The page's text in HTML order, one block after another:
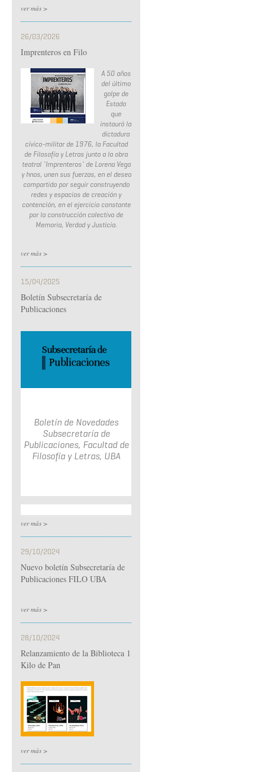
ver más >
26/03/2026
Imprenteros en Filo
A 50 años
del último
golpe de
Estado
que
instauró la
dictadura
cívico-militar de 1976, la Facultad
de Filosofía y Letras junto a la obra
teatral ¨Imprenteros¨ de Lorena Vega
y hnos, unen sus fuerzas, en el deseo
compartido por seguir construyendo
redes y espacios de creación y
contención, en el ejercicio constante
por la construcción colectiva de
Memoria, Verdad y Justicia.
ver más >
15/04/2025
Boletín Subsecretaría de
Publicaciones
Boletín de Novedades
Subsecretaría de
Publicaciones, Facultad de
Filosofía y Letras, UBA
ver más >
29/10/2024
Nuevo boletín Subsecretaría de
Publicaciones FILO UBA
ver más >
28/10/2024
Relanzamiento de la Biblioteca 1
Kilo de Pan
ver más >